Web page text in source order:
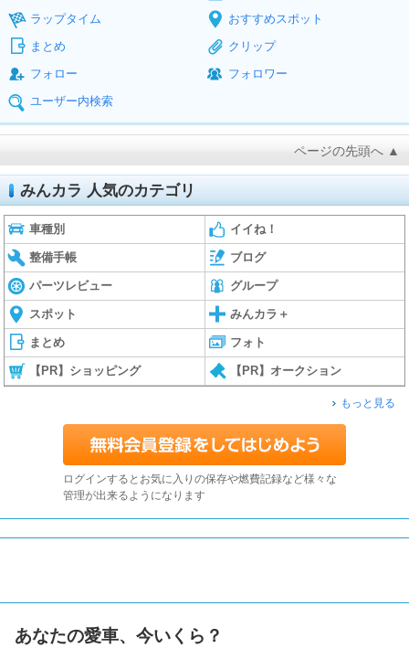
ラップタイム
おすすめスポット
まとめ
クリップ
フォロー
フォロワー
ユーザー内検索
ページの先頭へ ▲
みんカラ 人気のカテゴリ
車種別 イイね！
整備手帳 ブログ
パーツレビュー グループ
スポット みんカラ＋
まとめ フォト
【PR】ショッピング 【PR】オークション
もっと見る
ログインするとお気に入りの保存や燃費記録など様々な
管理が出来るようになります
あなたの愛車、今いくら？